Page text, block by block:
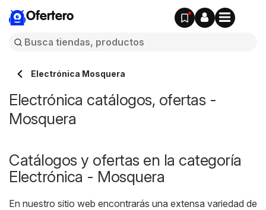
Ofertero
Electrónica Mosquera
Electrónica catálogos, ofertas -
Mosquera
Catálogos y ofertas en la categoría
Electrónica - Mosquera
En nuestro sitio web encontrarás una extensa variedad de